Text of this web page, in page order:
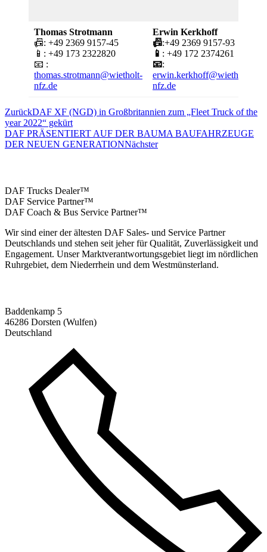
Thomas Strotmann
📠: +49 2369 9157-45
📱: +49 173 2322820
📧 :
thomas.strotmann@wietholt-
nfz.de
Erwin Kerkhoff
📠:+49 2369 9157-93
📱 : +49 172 2374261
📧:
erwin.kerkhoff@wietholt-
nfz.de
ZurückDAF XF (NGD) in Großbritannien zum „Fleet Truck of the
year 2022“ gekürt
DAF PRÄSENTIERT AUF DER BAUMA BAUFAHRZEUGE
DER NEUEN GENERATIONNächster
DAF Trucks Dealer™
DAF Service Partner™
DAF Coach & Bus Service Partner™
Wir sind einer der ältesten DAF Sales- und Service Partner
Deutschlands und stehen seit jeher für Qualität, Zuverlässigkeit und
Engagement. Unser Marktverantwortungsgebiet liegt im nördlichen
Ruhrgebiet, dem Niederrhein und dem Westmünsterland.
Baddenkamp 5
46286 Dorsten (Wulfen)
Deutschland